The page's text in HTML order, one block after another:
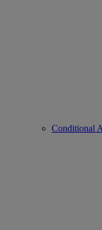
Conditional